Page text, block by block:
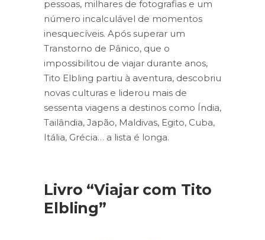
pessoas, milhares de fotografias e um
número incalculável de momentos
inesquecíveis. Após superar um
Transtorno de Pânico, que o
impossibilitou de viajar durante anos,
Tito Elbling partiu à aventura, descobriu
novas culturas e liderou mais de
sessenta viagens a destinos como Índia,
Tailândia, Japão, Maldivas, Egito, Cuba,
Itália, Grécia… a lista é longa.
Livro “Viajar com Tito
Elbling”